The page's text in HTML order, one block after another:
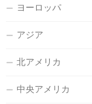
ヨーロッパ
アジア
北アメリカ
中央アメリカ